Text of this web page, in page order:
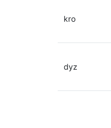
kro
dyz